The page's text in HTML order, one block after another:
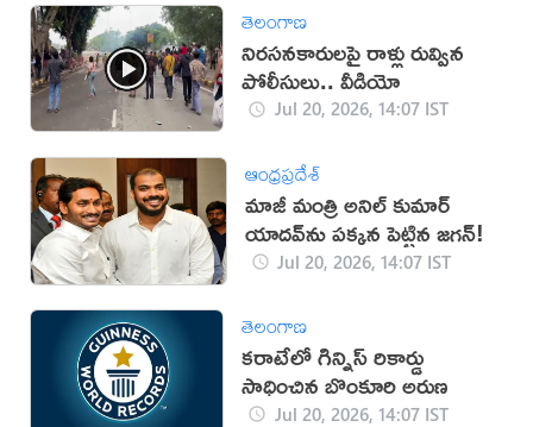
తెలంగాణ
నిరసనకారులపై రాళ్లు రువ్విన
పోలీసులు.. వీడియో
Jul 20, 2026, 14:07 IST
ఆంధ్రప్రదేశ్
మాజీ మంత్రి అనిల్ కుమార్
యాదవ్‌ను పక్కన పెట్టిన జగన్!
Jul 20, 2026, 14:07 IST
తెలంగాణ
కరాటేలో గిన్నిస్ రికార్డు
సాధించిన బొంకూరి అరుణ
Jul 20, 2026, 14:07 IST